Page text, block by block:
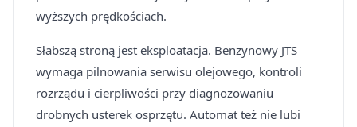
wyższych prędkościach.
Słabszą stroną jest eksploatacja. Benzynowy JTS
wymaga pilnowania serwisu olejowego, kontroli
rozrządu i cierpliwości przy diagnozowaniu
drobnych usterek osprzętu. Automat też nie lubi